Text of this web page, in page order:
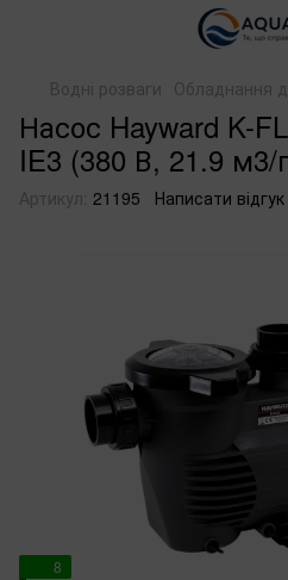
Водні розваги Обладнання
Насос Hayward K-
IE3 (380 В, 21.9 м3/
Артикул: 21195 Написати відгук
8